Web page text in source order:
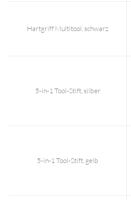
Hartgriff Multitool, schwarz
5-in-1 Tool-Stift, silber
5-in-1 Tool-Stift, gelb